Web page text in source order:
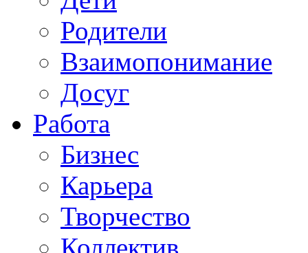
Родители
Взаимопонимание
Досуг
Работа
Бизнес
Карьера
Творчество
Коллектив